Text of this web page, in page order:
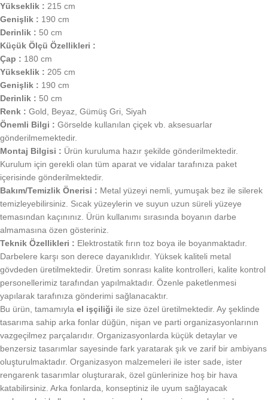
Yükseklik : 215 cm
Genişlik : 190 cm
Derinlik : 50 cm
Küçük Ölçü Özellikleri :
Çap : 180 cm
Yükseklik : 205 cm
Genişlik : 190 cm
Derinlik : 50 cm
Renk : Gold, Beyaz, Gümüş Gri, Siyah
Önemli Bilgi : Görselde kullanılan çiçek vb. aksesuarlar
gönderilmemektedir.
Montaj Bilgisi : Ürün kuruluma hazır şekilde gönderilmektedir.
Kurulum için gerekli olan tüm aparat ve vidalar tarafınıza paket
içerisinde gönderilmektedir.
Bakım/Temizlik Önerisi : Metal yüzeyi nemli, yumuşak bez ile silerek
temizleyebilirsiniz. Sıcak yüzeylerin ve suyun uzun süreli yüzeye
temasından kaçınınız. Ürün kullanımı sırasında boyanın darbe
almamasına özen gösteriniz.
Teknik Özellikleri : Elektrostatik fırın toz boya ile boyanmaktadır.
Darbelere karşı son derece dayanıklıdır. Yüksek kaliteli metal
gövdeden üretilmektedir. Üretim sonrası kalite kontrolleri, kalite kontrol
personellerimiz tarafından yapılmaktadır. Özenle paketlenmesi
yapılarak tarafınıza gönderimi sağlanacaktır.
Bu ürün, tamamıyla el işçiliği ile size özel üretilmektedir. Ay şeklinde
tasarıma sahip arka fonlar düğün, nişan ve parti organizasyonlarının
vazgeçilmez parçalarıdır. Organizasyonlarda küçük detaylar ve
benzersiz tasarımlar sayesinde fark yaratarak şık ve zarif bir ambiyans
oluşturulmaktadır. Organizasyon malzemeleri ile ister sade, ister
rengarenk tasarımlar oluşturarak, özel günlerinize hoş bir hava
katabilirsiniz. Arka fonlarda, konseptiniz ile uyum sağlayacak